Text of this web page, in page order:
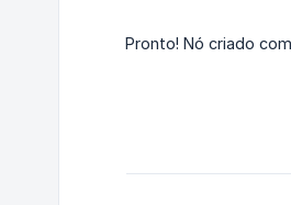
Pronto! Nó criado